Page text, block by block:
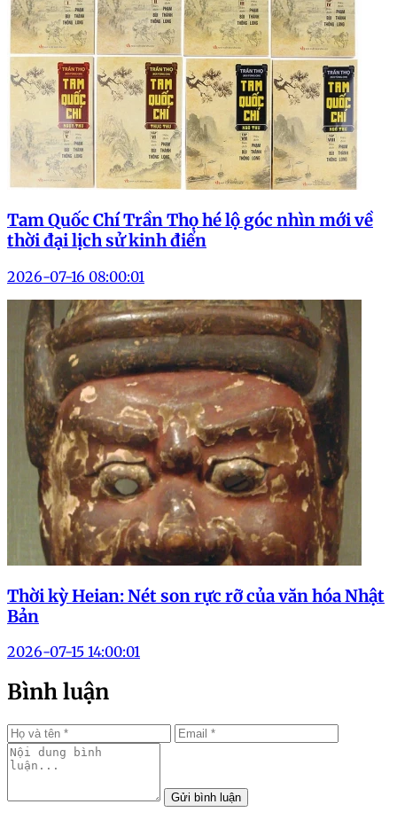
Tam Quốc Chí Trần Thọ hé lộ góc nhìn mới về
thời đại lịch sử kinh điển
2026-07-16 08:00:01
Thời kỳ Heian: Nét son rực rỡ của văn hóa Nhật
Bản
2026-07-15 14:00:01
Bình luận
Gửi bình luận